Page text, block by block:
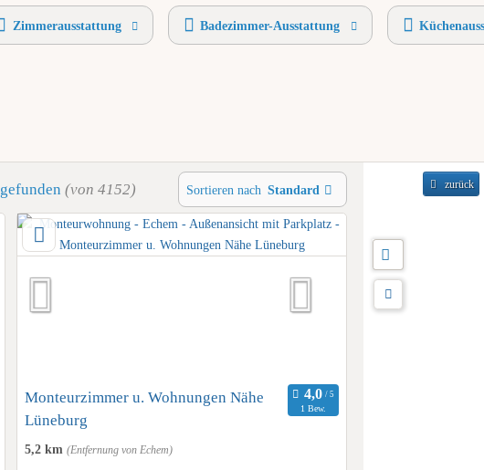
Zimmerausstattung Badezimmer-Ausstattung
gefunden (von 4152) Sortieren nach Standard
Monteurzimmer u. Wohnungen Nähe
Lüneburg
1 Bew.
5,2 km (Entfernung von Echem)
zurück